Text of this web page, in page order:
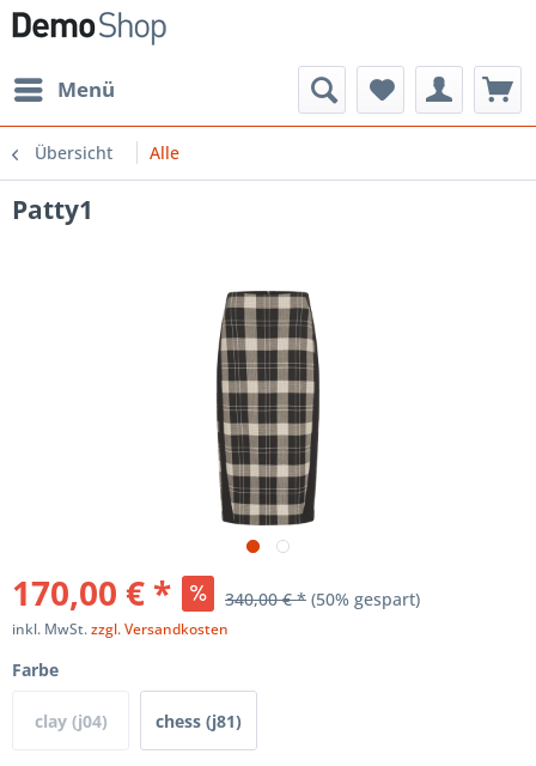
Menü
Übersicht Alle
Patty1
170,00 € * 340,00 € * (50% gespart)
inkl. MwSt.zzgl. Versandkosten
Farbe
clay (j04) chess (j81)